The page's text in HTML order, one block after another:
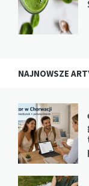
NAJNOWSZE